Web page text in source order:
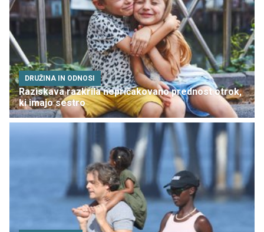
DRUŽINA IN ODNOSI
Raziskava razkrila nepričakovano prednost otrok,
ki imajo sestro